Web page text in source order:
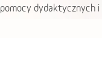
dydaktycznych